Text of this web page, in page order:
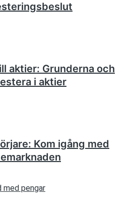
aktier: Grunderna och
i aktier
Kom igång med